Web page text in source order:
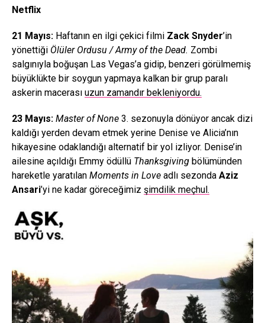
Netflix
21 Mayıs: Haftanın en ilgi çekici filmi Zack Snyder’in
yönettiği Ölüler Ordusu / Army of the Dead. Zombi
salgınıyla boğuşan Las Vegas’a gidip, benzeri görülmemiş
büyüklükte bir soygun yapmaya kalkan bir grup paralı
askerin macerası uzun zamandır bekleniyordu.
23 Mayıs: Master of None 3. sezonuyla dönüyor ancak dizi
kaldığı yerden devam etmek yerine Denise ve Alicia’nın
hikayesine odaklandığı alternatif bir yol izliyor. Denise’in
ailesine açıldığı Emmy ödüllü Thanksgiving bölümünden
hareketle yaratılan Moments in Love adlı sezonda Aziz
Ansari’yi ne kadar göreceğimiz şimdilik meçhul.